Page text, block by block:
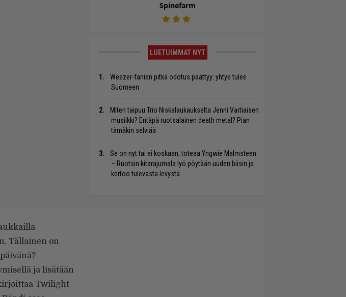
Spinefarm
LUETUIMMAT NYT
Weezer-fanien pitkä odotus päättyy: yhtye tulee
Suomeen
Miten taipuu Trio Niskalaukaukselta Jenni Vartiaisen
musiikki? Entäpä ruotsalainen death metal? Pian
tämäkin selviää
Se on nyt tai ei koskaan, toteaa Yngwie Malmsteen
– Ruotsin kitarajumala lyö pöytään uuden biisin ja
kertoo tulevasta levystä
Tällainen on
ja lisätään
Twilight